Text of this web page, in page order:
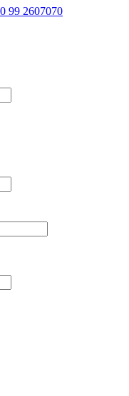
99 2607070